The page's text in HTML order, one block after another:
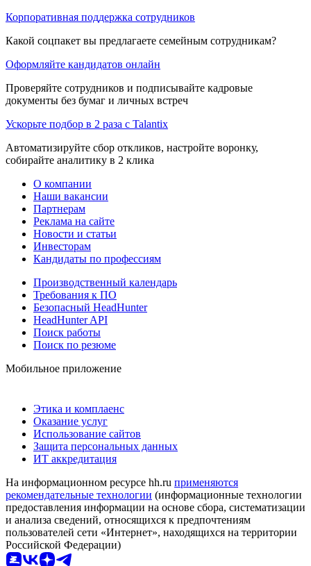
Корпоративная поддержка сотрудников
Какой соцпакет вы предлагаете семейным сотрудникам?
Оформляйте кандидатов онлайн
Проверяйте сотрудников и подписывайте кадровые
документы без бумаг и личных встреч
Ускорьте подбор в 2 раза с Talantix
Автоматизируйте сбор откликов, настройте воронку,
собирайте аналитику в 2 клика
О компании
Наши вакансии
Партнерам
Реклама на сайте
Новости и статьи
Инвесторам
Кандидаты по профессиям
Производственный календарь
Требования к ПО
Безопасный HeadHunter
HeadHunter API
Поиск работы
Поиск по резюме
Мобильное приложение
Этика и комплаенс
Оказание услуг
Использование сайтов
Защита персональных данных
ИТ аккредитация
На информационном ресурсе hh.ru применяются
рекомендательные технологии (информационные технологии
предоставления информации на основе сбора, систематизации
и анализа сведений, относящихся к предпочтениям
пользователей сети «Интернет», находящихся на территории
Российской Федерации)